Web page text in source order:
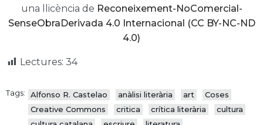
una llicència de Reconeixement-NoComercial-
SenseObraDerivada 4.0 Internacional (CC BY-NC-ND
4.0)
Lectures: 34
Tags: Alfonso R. Castelao anàlisi literària art
Coses
Creative Commons
critica crítica literària
cultura